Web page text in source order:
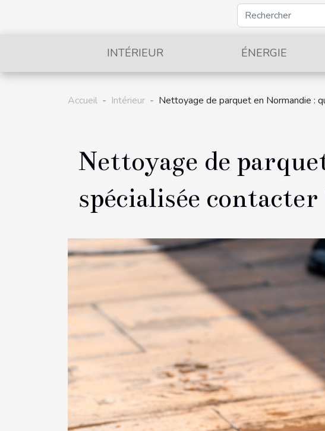
INTÉRIEUR ÉNERGIE
Accueil Intérieur Nettoyage de parquet en Normandie :
Nettoyage de
spécialisée contacter